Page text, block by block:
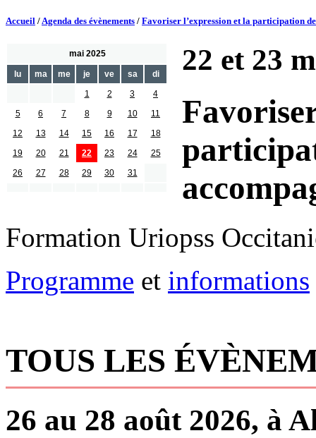
Accueil /Agenda des évènements / Favoriser l’expression et la participation
mai 2025
lu ma me je ve sa
di
1
2 3
4
5
6 7 8 9 10
11
12
13 14 15 16 17
18
19
20 21 22 23 24
25
26
27 28 29 30 31
22 et 23
Formation Uriopss
Programme et informations
TOUS LES
26 au 28 août 2026, à